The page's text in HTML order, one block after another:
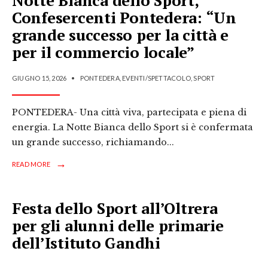
Confesercenti Pontedera: “Un
grande successo per la città e
per il commercio locale”
GIUGNO 15, 2026 • PONTEDERA, EVENTI/SPETTACOLO,SPORT
PONTEDERA- Una città viva, partecipata e piena di
energia. La Notte Bianca dello Sport si è confermata
un grande successo, richiamando...
READ MORE →
Festa dello Sport all’Oltrera
per gli alunni delle primarie
dell’Istituto Gandhi